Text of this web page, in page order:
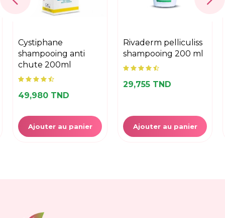
cystiphane
shampooing anti
chute 200ml
49,980 TND
Ajouter au panier
rivaderm pelliculiss
shampooing 200 ml
29,755 TND
Ajouter au panier